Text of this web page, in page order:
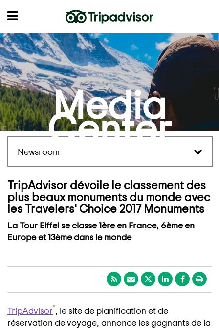
Media
Center
Newsroom
TripAdvisor dévoile le classement des
plus beaux monuments du monde avec
les Travelers' Choice 2017 Monuments
La Tour Eiffel se classe 1ère en France, 6ème en
Europe et 13ème dans le monde
TripAdvisor®, le site de planification et de
réservation de voyage, annonce les gagnants de la